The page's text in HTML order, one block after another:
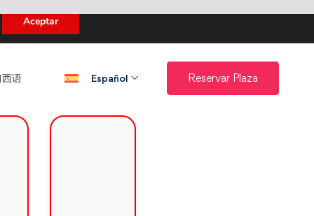
语​ Español Reservar Plaza
Aceptar